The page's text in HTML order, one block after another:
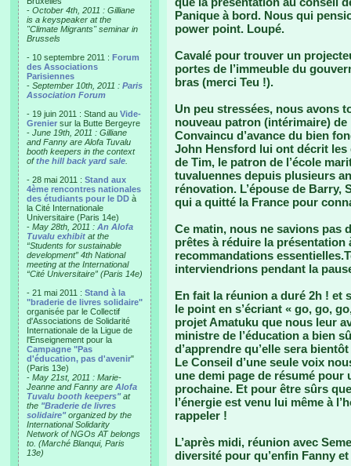
- October 4th, 2011 : Gilliane
is a keyspeaker at the
"Climate Migrants" seminar in
Brussels
- 10 septembre 2011 : Forum
des Associations
Parisiennes
- September 10th, 2011 : Paris
Association Forum
- 19 juin 2011 : Stand au Vide-
Grenier sur la Butte Bergeyre
- June 19th, 2011 : Gilliane
and Fanny are Alofa Tuvalu
booth keepers in the context
ofthe hill back yard sale
- 28 mai 2011 : Stand aux
4ème rencontres nationales
des étudiants pour le DD à
la Cité Internationale
Universitaire (Paris 14e)
- May 28th, 2011 : An Alofa
Tuvalu exhibit at the
“Students for sustainable
development” 4th National
meeting at the International
“Cité Universitaire” (Paris 14e)
- 21 mai 2011 : Stand à la
"braderie de livres solidaire"
organisée par le Collectif
d'Associations de Solidarité
Internationale de la Ligue de
l'Enseignement pour la
Campagne "Pas
d'éducation, pas d'avenir"
(Paris 13e)
- May 21st, 2011 : Marie-
Jeanne and Fanny are Alofa
Tuvalu booth keepers"at
the "Braderie de livres
solidaire"organized by the
International Solidarity
Network of NGOs AT belongs
to. (Marché Blanqui, Paris
13e)
Panique à bord. Nous qui
power point. Loupé.
Cavalé pour trouver un
portes de l’immeuble du
bras (merci Teu !).
Un peu stressées, nous avons
nouveau patron (intérimaire)
Convaincu d’avance du bien
John Hensford lui ont décrit
de Tim, le patron de l’école
tuvaluennes depuis plusieurs
rénovation. L’épouse de Barry,
qui a quitté la France pour
Ce matin, nous ne savions pas
prêtes à réduire la
recommandations
interviendrions pendant la
En fait la réunion a duré 2h ! et
le point en s’écriant « go, go,
projet Amatuku que nous leur
ministre de l’éducation a bien
d’apprendre qu’elle sera
Le Conseil d’une seule voix
une demi page de résumé pour
prochaine. Et pour être sûrs
l’énergie est venu lui même à
rappeler !
L’après midi, réunion avec
diversité pour qu’enfin Fanny